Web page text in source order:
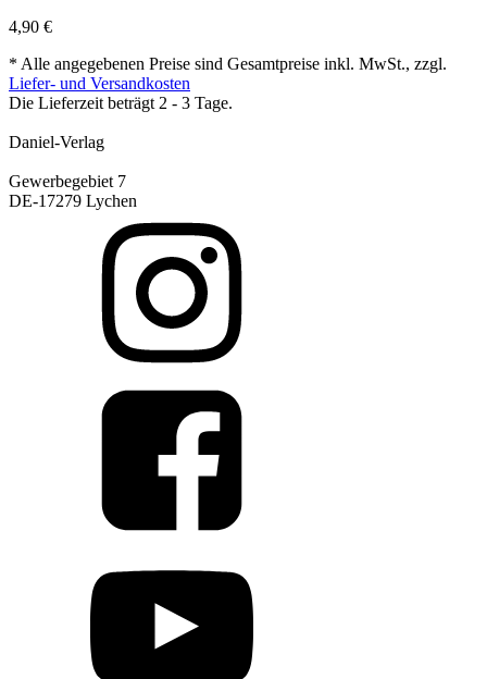
4,90 €
* Alle angegebenen Preise sind Gesamtpreise inkl. MwSt., zzgl.
Liefer- und Versandkosten
Die Lieferzeit beträgt 2 - 3 Tage.
Daniel-Verlag
Gewerbegebiet 7
DE-17279 Lychen